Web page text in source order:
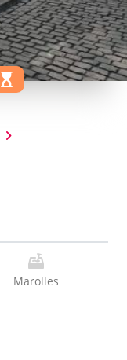
Marolles
AAN DE GANG